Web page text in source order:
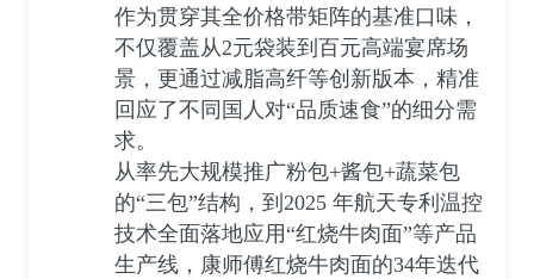
作为贯穿其全价格带矩阵的基准口味，
不仅覆盖从2元袋装到百元高端宴席场
景，更通过减脂高纤等创新版本，精准
回应了不同国人对“品质速食”的细分需
求。
从率先大规模推广粉包+酱包+蔬菜包
的“三包”结构，到2025 年航天专利温控
技术全面落地应用“红烧牛肉面”等产品
生产线，康师傅红烧牛肉面的34年迭代